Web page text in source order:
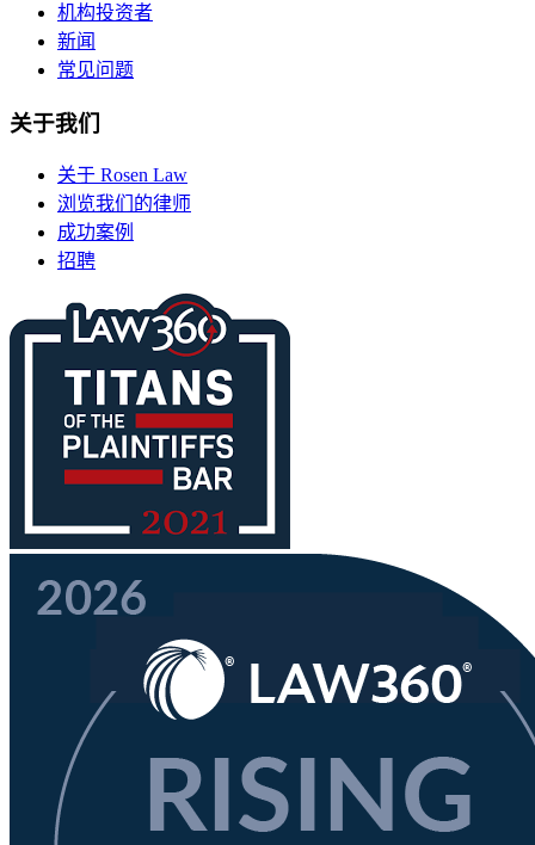
机构投资者
新闻
常见问题
关于我们
关于 Rosen Law
浏览我们的律师
成功案例
招聘